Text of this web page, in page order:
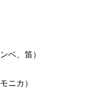
ベ、笛）
ニカ）